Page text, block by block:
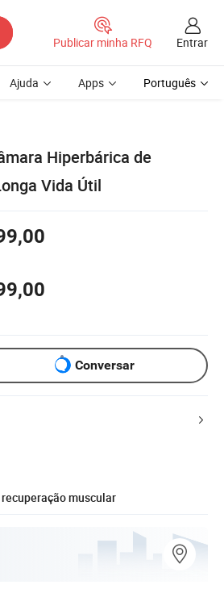
Publicar minha RFQ Entrar
Ajuda Apps Português
Hiperbárica de
Vida Útil
Conversar
muscular